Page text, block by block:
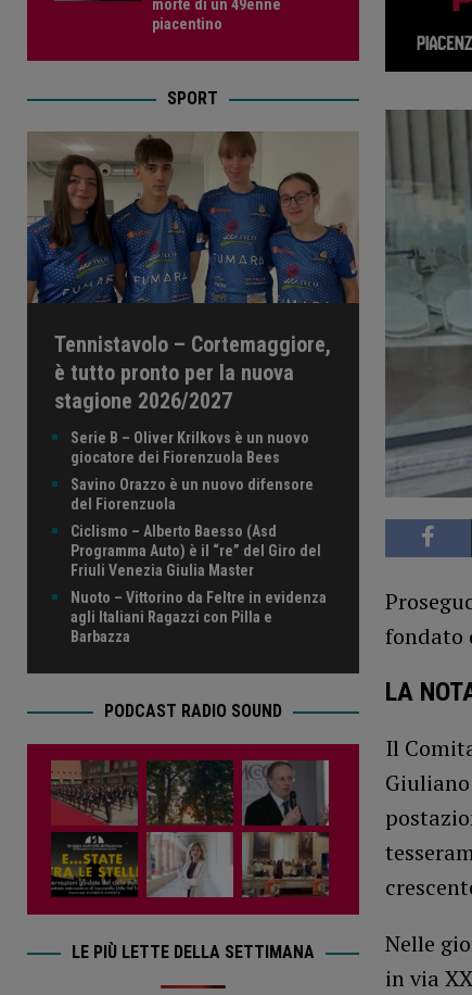
fondato
LA
Il
Nelle
in via
morte di un 49enne
piacentino
SPORT
Tennistavolo – Cortemaggiore,
è tutto pronto per la nuova
stagione 2026/2027
Serie B – Oliver Krilkovs è un nuovo
giocatore dei Fiorenzuola Bees
Savino Orazzo è un nuovo difensore
del Fiorenzuola
Ciclismo – Alberto Baesso (Asd
Programma Auto) è il “re” del Giro del
Friuli Venezia Giulia Master
Nuoto – Vittorino da Feltre in evidenza
agli Italiani Ragazzi con Pilla e
Barbazza
PODCAST RADIO SOUND
LE PIÙ LETTE DELLA SETTIMANA